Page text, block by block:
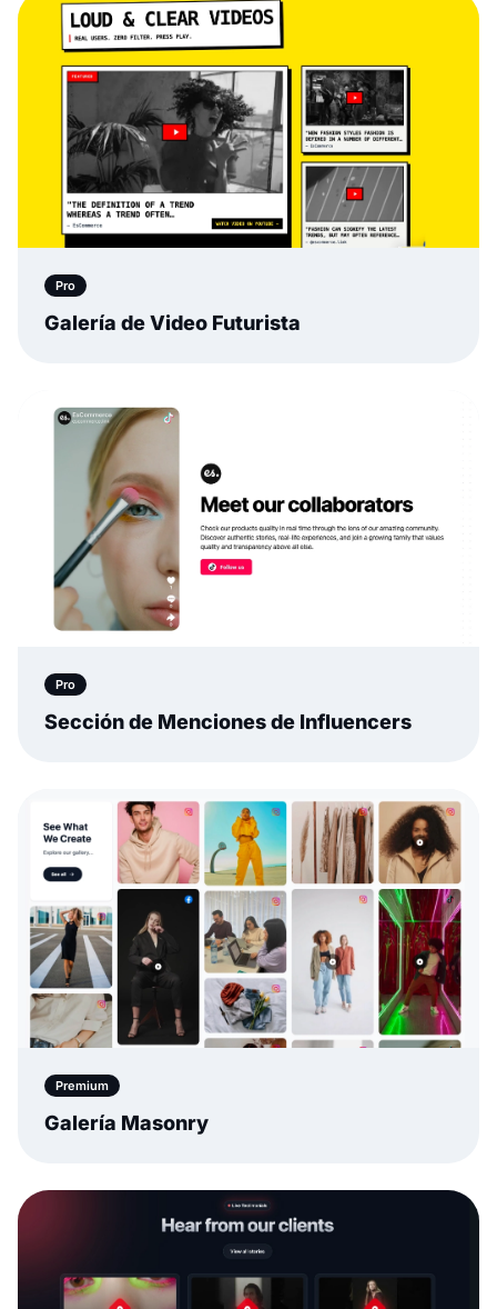
Pro
Galería de Video Futurista
Pro
Sección de Menciones de Influencers
Premium
Galería Masonry